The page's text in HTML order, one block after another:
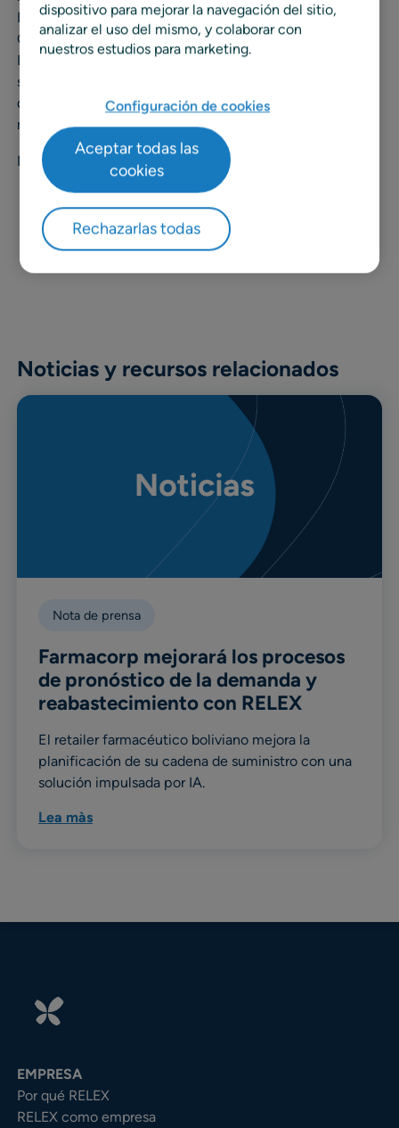
Estamos en toda Bolivia. Tenemos presencia en
Cochabamba, La Paz, Tarija, Oruro, Chuquisaca, Beni,
Pando, Potosí y Santa Cruz sumando un total de 118
sucursales que ofrecen productos de cuidado personal y
del hogar, belleza, snacks y un surtido completo de
medicamentos.
Más en https://farmacorp.com/
Noticias y recursos relacionados
Nota de prensa
Farmacorp mejorará los procesos
de pronóstico de la demanda y
reabastecimiento con RELEX
El retailer farmacéutico boliviano mejora la
planificación de su cadena de suministro con una
solución impulsada por IA.
Lea màs
EMPRESA
Por qué RELEX
RELEX como empresa
dispositivo para mejorar la navegación del sitio,
analizar el uso del mismo, y colaborar con
nuestros estudios para marketing.
Configuración de cookies
Rechazarlas todas
Aceptar todas las
cookies